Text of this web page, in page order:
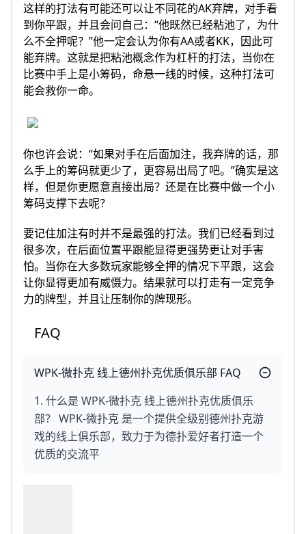
这样的打法有可能还可以让不同花的AK弃牌，对手看
到你平跟，并且会问自己：“他既然已经粘池了，为什
么不全押呢？”他一定会认为你有AA或者KK，因此可
能弃牌。这就是把粘池概念作为杠杆的打法，当你在
比赛中手上是小筹码，命悬一线的时候，这种打法可
能会救你一命。
你也许会说：“如果对手在后面加注，我弃牌的话，那
么手上的筹码就更少了，更容易出局了吧。”确实是这
样，但是你更愿意直接出局？还是在比赛中做一个小
筹码支撑下去呢？
要记住加注有时并不是最强的打法。我们已经看到过
很多次，在后面位置平跟能显得更强势更让对手害
怕。当你在大多数玩家能够全押的情况下平跟，这会
让你显得更加有威慑力。结果就可以打走有一定竞争
力的牌型，并且让压制你的牌现形。
FAQ
WPK-微扑克 线上德州扑克优质俱乐部 FAQ
1. 什么是 WPK-微扑克 线上德州扑克优质俱乐
部？ WPK-微扑克 是一个提供全级别德州扑克游
戏的线上俱乐部，致力于为德扑爱好者打造一个
优质的交流平